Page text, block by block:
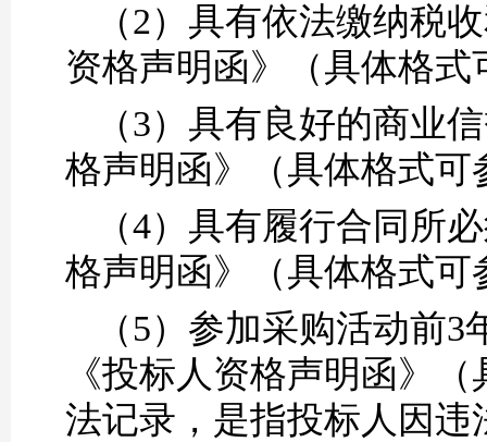
（2） 具有依法缴纳税
资格声明函》（具体格
（3） 具有良好的商业
格声明函》（具体格式
（4） 具有履行合同所
格声明函》（具体格式
（5） 参加采购活动前3
《投标人资格声明函》
法记录，是指投标人 因违